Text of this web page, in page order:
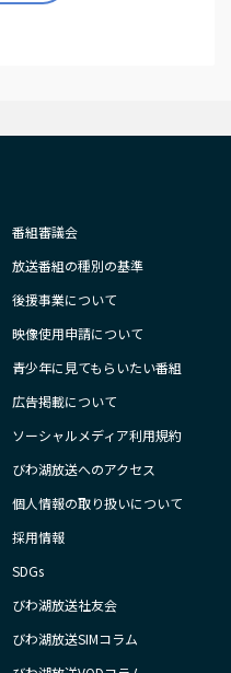
番組審議会
放送番組の種別の基準
後援事業について
映像使用申請について
青少年に見てもらいたい番組
広告掲載について
ソーシャルメディア利用規約
びわ湖放送へのアクセス
個人情報の取り扱いについて
採用情報
SDGs
びわ湖放送社友会
びわ湖放送SIMコラム